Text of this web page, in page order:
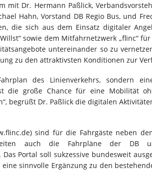
mit Dr. Hermann Paßlick,
Hahn, Vorstand DB Regio Bus, und
die sich aus dem Einsatz digitaler
sowie dem Mitfahrnetzwerk „flinc“
untereinander so zu
zu den attraktivsten Konditionen zur
des Linienverkehrs, sondern
die große Chance für eine Mobilität
begrüßt Dr. Paßlick die digitalen
sind für die Fahrgäste neben
auch die Fahrpläne der DB
Portal soll sukzessive bundesweit
sinnvolle Ergänzung zu den